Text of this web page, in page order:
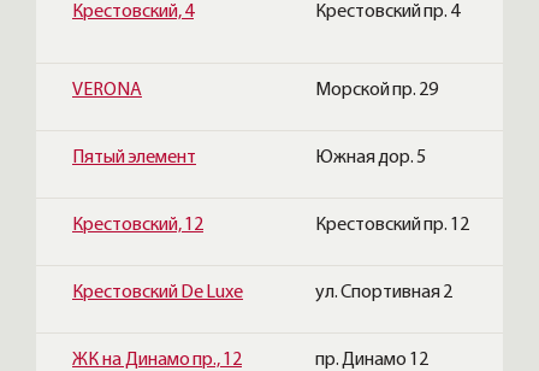
Крестовский, 4 Крестовский пр. 4
VERONA Морской пр. 29
Пятый элемент Южная дор. 5
Крестовский, 12 Крестовский пр. 12
Крестовский De Luxe ул. Спортивная 2
ЖК на Динамо пр., 12 пр. Динамо 12